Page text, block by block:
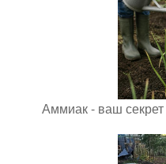
Аммиак - ваш